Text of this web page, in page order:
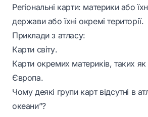
Регіональні карти: материки або
держави або їхні окремі території.
Приклади з атласу:
Карти світу.
Карти окремих материків, таких
Європа.
Чому деякі групи карт відсутні в
океани”?